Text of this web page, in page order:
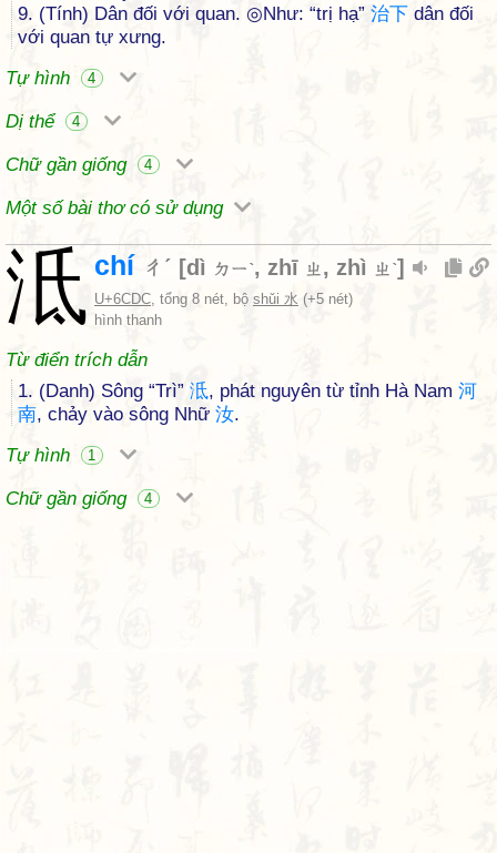
9. (Tính) Dân đối với quan. ◎Như: “trị hạ” 治下 dân đối
với quan tự xưng.
Tự hình
4
Dị thể 4
Chữ gần giống 4
Một số bài thơ có sử dụng
泜 chí ㄔˊ [dì ㄉㄧˋ, zhī ㄓ , zhì ㄓˋ]
U+6CDC, tổng 8 nét, bộ shǔi 水 (+5 nét)
hình thanh
Từ điển trích dẫn
1. (Danh) Sông “Trì” 泜, phát nguyên từ tỉnh Hà Nam 河
南, chảy vào sông Nhữ 汝.
Tự hình
1
Chữ gần giống 4